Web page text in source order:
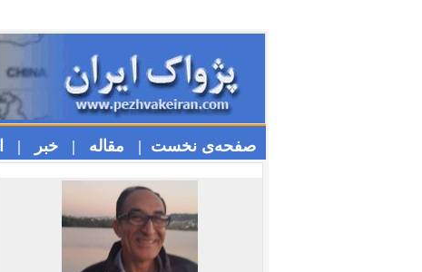
صفحه‌ی نخست | مقاله | خبر |